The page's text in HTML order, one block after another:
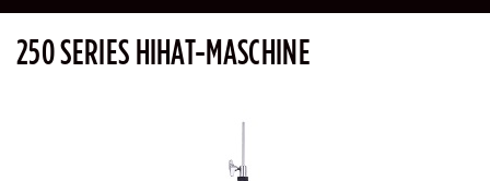
250 SERIES HIHAT-MASCHINE